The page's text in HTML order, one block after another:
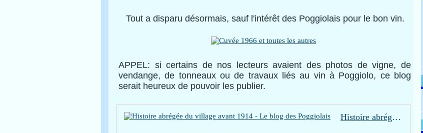
Tout a disparu désormais, sauf l'intérêt des Poggiolais pour le bon vin.
APPEL: si certains de nos lecteurs avaient des photos de vigne, de
vendange, de tonneaux ou de travaux liés au vin à Poggiolo, ce blog
serait heureux de pouvoir les publier.
Histoire abrégée du village avant 1914 - Le blog des Poggiolais